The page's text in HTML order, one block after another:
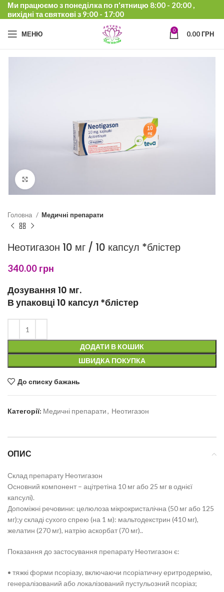
Ми працюємо з понеділка по п'ятницю 8:00 - 20:00 ,
вихідні та святкові з 9:00 - 17:00
МЕНЮ 0 0.00ГРН
Головна Медичні препарати
Неотигазон 10 мг / 10 капсул *блістер
340.00 грн
Дозування 10 мг.
В упаковці 10 капсул *блістер
ДОДАТИ В КОШИК
ШВИДКА ПОКУПКА
До списку бажань
Категорії: Медичні препарати, Неотигазон
ОПИС
Склад препарату Неотигазон
Основний компонент – ацітретіна 10 мг або 25 мг в однієї
капсулі).
Допоміжні речовини: целюлоза мікрокристалічна (50 мг або 125
мг);у складі сухого спрею (на 1 м): мальтодекстрин (410 мг),
желатин (270 мг), натрію аскорбат (70 мг)..
Показання до застосування препарату Неотигазон є:
• тяжкі форми псоріазу, включаючи псоріатичну еритродермію,
генералізований або локалізований пустульозний псоріаз;